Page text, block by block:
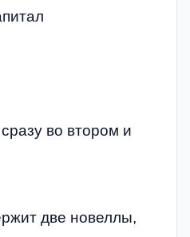
во втором и
две новеллы,